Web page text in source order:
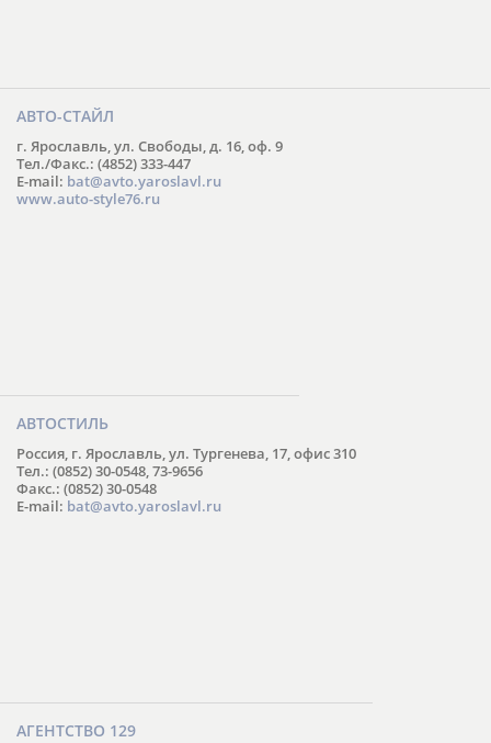
АВТО-СТАЙЛ
г. Ярославль, ул. Свободы, д. 16, оф. 9
Тел./Факс.: (4852) 333-447
E-mail: bat@avto.yaroslavl.ru
www.auto-style76.ru
АВТОСТИЛЬ
Россия, г. Ярославль, ул. Тургенева, 17, офис 310
Тел.: (0852) 30-0548, 73-9656
Факс.: (0852) 30-0548
E-mail: bat@avto.yaroslavl.ru
АГЕНТСТВО 129